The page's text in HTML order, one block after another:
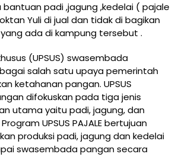
padi ,jagung ,kedelai ( pajale
Yuli di jual dan tidak di bagikan
ada di kampung tersebut .
(UPSUS) swasembada
salah satu upaya pemerintah
ketahanan pangan. UPSUS
difokuskan pada tiga jenis
utama yaitu padi, jagung, dan
UPSUS PAJALE bertujuan
produksi padi, jagung dan kedelai
swasembada pangan secara